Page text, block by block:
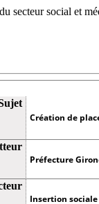
secteur social et
Création de
Préfecture
Insertion sociale